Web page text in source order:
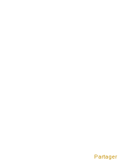
Partager